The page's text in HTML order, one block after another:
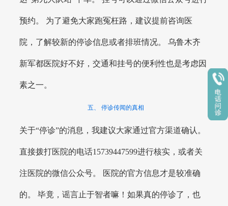
预约。 为了避免大家跑冤枉路，建议提前咨询医
院，了解较新的停诊信息或者排班情况。 乌鲁木齐
新军都医院好不好，交通和挂号的便利性也是考虑因
素之一。
五、 停诊传闻的真相
关于“停诊”的消息，我建议大家通过官方渠道确认。
直接拨打医院的电话15739447599进行核实，或者关
注医院的微信公众号。 医院的官方信息才是较准确
的。 毕竟，谣言止于智者嘛！如果真的停诊了，也